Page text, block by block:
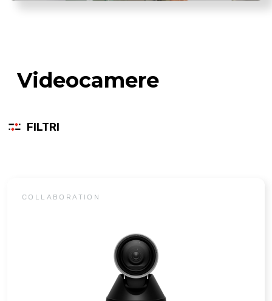
Videocamere
FILTRI
COLLABORATION